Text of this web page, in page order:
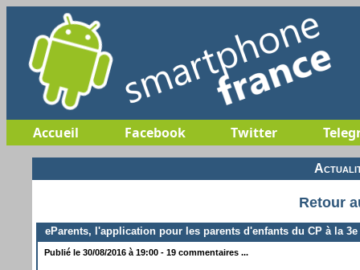
Accueil Facebook Twitter
Retour
eParents, l'application pour les parents d'enfants du CP à la 3e
Publié le 30/08/2016 à 19:00 - 19 commentaires ...